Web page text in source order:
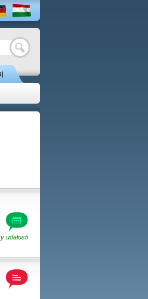
Hľadať
udalosti